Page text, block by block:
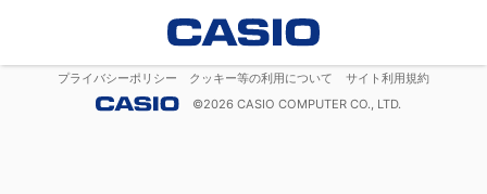
プライバシーポリシー クッキー等の利用について
サイト利用規約
©2026 CASIO COMPUTER CO., LTD.